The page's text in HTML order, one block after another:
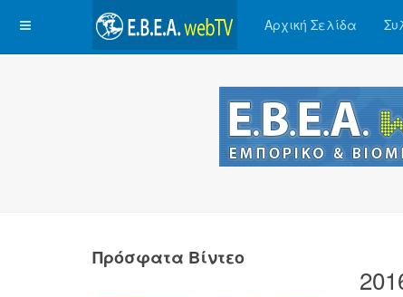
Αρχική Σελίδα
Πρόσφατα Βίντεο